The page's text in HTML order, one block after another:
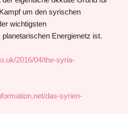
um den syrischen
wichtigsten
Energienetz ist.
2016/04/the-syria-
das-syrien-